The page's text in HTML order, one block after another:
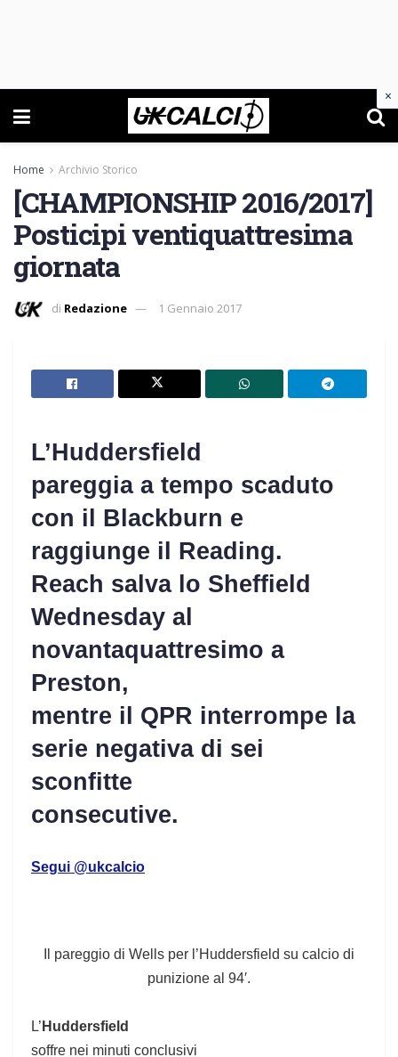
Home Archivio Storico
[CHAMPIONSHIP 2016/2017]
Posticipi ventiquattresima
giornata
di Redazione 1 Gennaio 2017
L’Huddersfield
pareggia a tempo scaduto
con il Blackburn e
raggiunge il Reading.
Reach salva lo Sheffield
Wednesday al
novantaquattresimo a
Preston,
mentre il QPR interrompe la
serie negativa di sei
sconfitte
consecutive.
Segui @ukcalcio
Il pareggio di Wells per l’Huddersfield su calcio di
punizione al 94′.
L’ Huddersfield
soffre nei minuti conclusivi
×